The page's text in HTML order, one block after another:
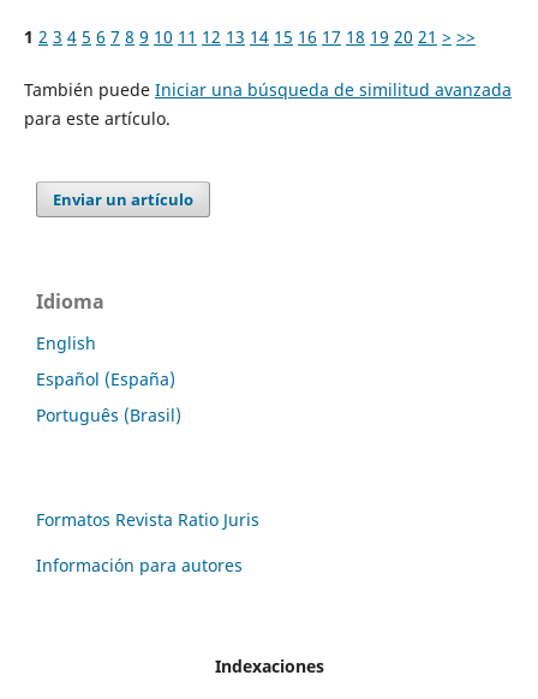
1 2 3 4 5 6 7 8 9 10 11 12 13 14 15 16 17 18 19 20 21 > >>
También puede Iniciar una búsqueda de similitud avanzada
para este artículo.
Enviar un artículo
Idioma
English
Español (España)
Português (Brasil)
Formatos Revista Ratio Juris
Información para autores
Indexaciones